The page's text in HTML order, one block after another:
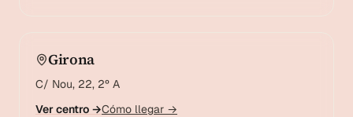
Girona
C/ Nou, 22, 2º A
Ver centro →Cómo llegar →